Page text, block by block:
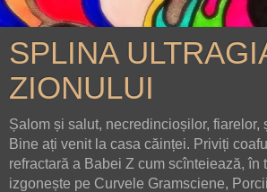
SPLINA
ZIONULUI
Șalom și salut, necredincioșilor, fiarelor,
Bine ați venit la casa căinței. Priviți
refractară a Babei Z cum scînteiează, în
izgonește pe Curvele Gramsciene,